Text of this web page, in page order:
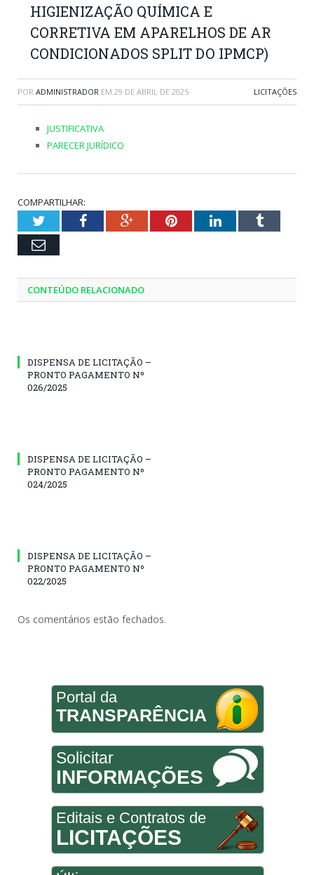
HIGIENIZAÇÃO QUÍMICA E
CORRETIVA EM APARELHOS DE AR
CONDICIONADOS SPLIT DO IPMCP)
POR ADMINISTRADOR EM 29 DE ABRIL DE 2025 LICITAÇÕES
JUSTIFICATIVA
PARECER JURÍDICO
COMPARTILHAR:
TwitterFacebookGoogle+PinterestLinkedInTumblr
Email
CONTEÚDO RELACIONADO
DISPENSA DE LICITAÇÃO –
PRONTO PAGAMENTO Nº
026/2025
DISPENSA DE LICITAÇÃO –
PRONTO PAGAMENTO Nº
024/2025
DISPENSA DE LICITAÇÃO –
PRONTO PAGAMENTO Nº
022/2025
Os comentários estão fechados.
Portal da
TRANSPARÊNCIA
Solicitar
INFORMAÇÕES
Editais e Contratos de
LICITAÇÕES